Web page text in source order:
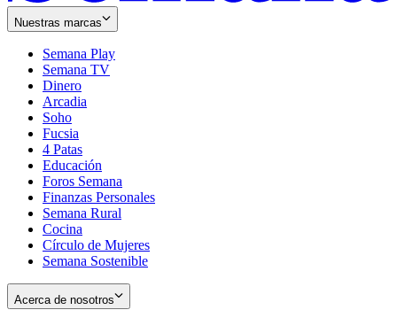
Nuestras marcas
Semana Play
Semana TV
Dinero
Arcadia
Soho
in
new
window
Fucsia
in
new
window
4 Patas
Educación
Foros Semana
Finanzas Personales
Semana Rural
Cocina
Círculo de Mujeres
Semana Sostenible
Acerca de nosotros